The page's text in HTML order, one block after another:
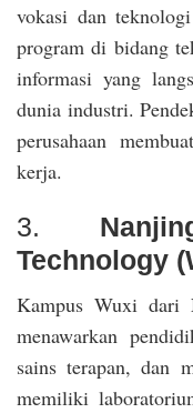
vokasi dan
program di bidang
informasi yang
dunia industri.
perusahaan
kerja.
3.
Technology
Kampus Wuxi dari
menawarkan
sains terapan, dan
memiliki